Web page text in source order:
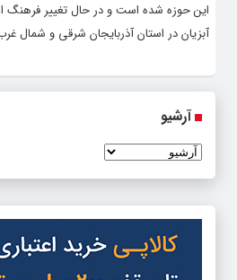
این حوزه شده است و در حال تغییر فرهنگ
آبزیان در استان آذربایجان شرقی و شمال
آرشیو